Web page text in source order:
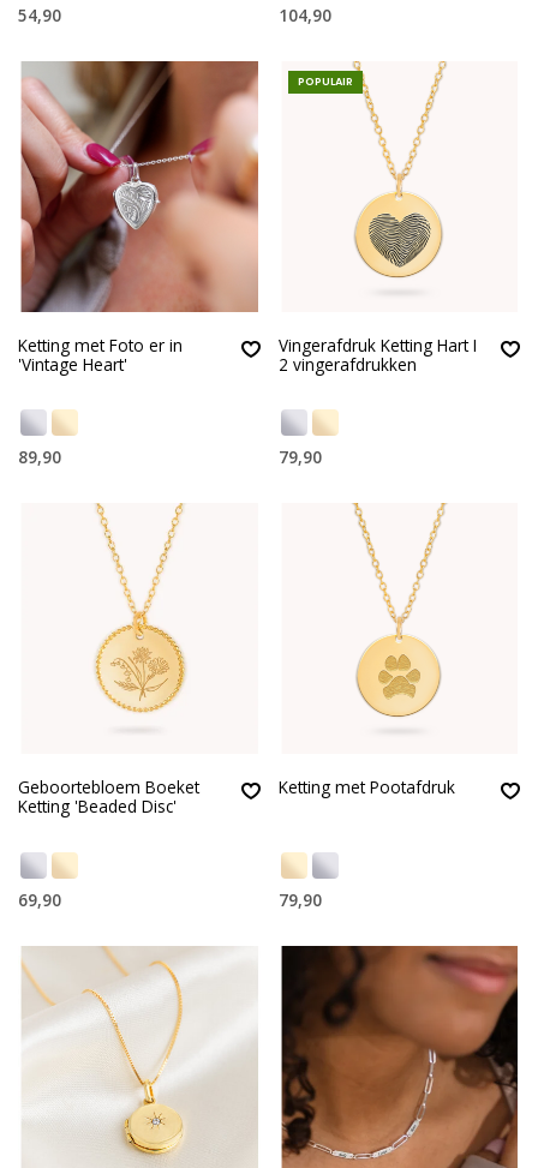
54,90 104,90
Ketting met Foto er in
'Vintage Heart'
89,90
POPULAIR
Vingerafdruk Ketting Hart I
2 vingerafdrukken
79,90
Geboortebloem Boeket
Ketting 'Beaded Disc'
69,90
Ketting met Pootafdruk
79,90